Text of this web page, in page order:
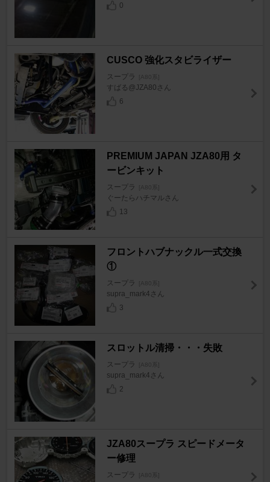
0
CUSCO 強化スタビライザー
スープラ [A80系]
すばる@JZA80さん
6
PREMIUM JAPAN JZA80用 タ
ービンキット
スープラ [A80系]
ぐーたらハチマルさん
13
フロントハブナックル一式交換
①
スープラ [A80系]
supra_mark4さん
3
スロットル清掃・・・失敗
スープラ [A80系]
supra_mark4さん
2
JZA80スープラ スピードメータ
ー修理
スープラ [A80系]